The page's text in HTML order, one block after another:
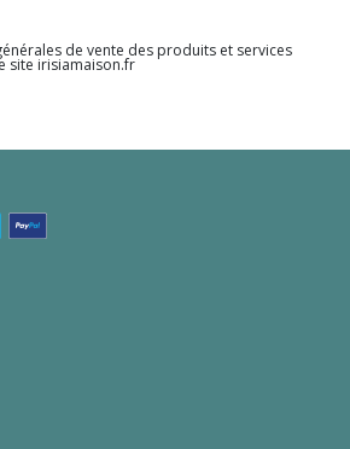
de vente des produits et services
site irisiamaison.fr